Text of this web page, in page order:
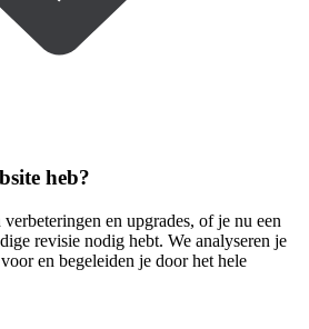
heb?
en upgrades, of je nu een
revisie nodig hebt. We analyseren je
en begeleiden je door het hele